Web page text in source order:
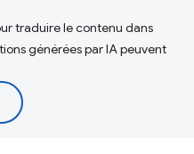
traduire le contenu dans
générées par IA peuvent